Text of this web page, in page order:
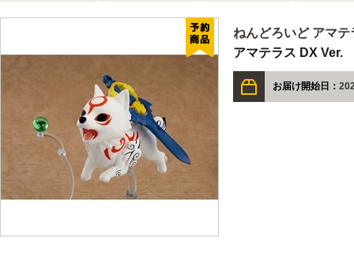
ねんどろいど アマテ
アマテラス DX Ver.
お届け開始日：